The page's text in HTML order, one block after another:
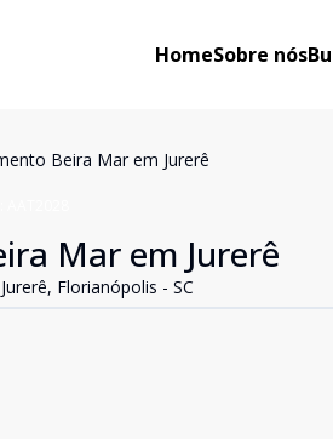
HomeSobre nós
Beira Mar em Jurerê
Mar em Jurerê
Florianópolis - SC